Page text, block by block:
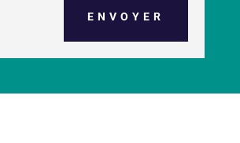
ENVOYER